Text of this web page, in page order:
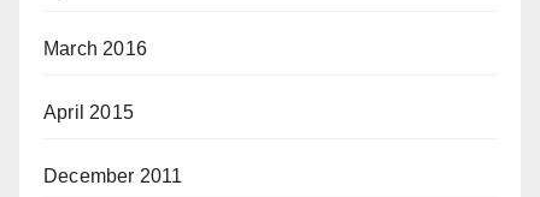
March 2016
April 2015
December 2011